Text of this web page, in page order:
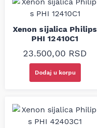
Xenon sijalica Philips
PHI 12410C1
23.500,00 RSD
Dodaj u korpu